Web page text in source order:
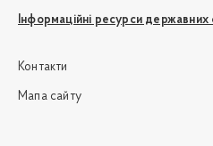
Інформаційні ресурси державних
Контакти
Мапа сайту